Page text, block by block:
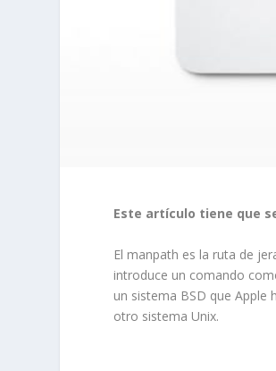
Este artículo tiene que
El manpath es la ruta de
introduce un comando
un sistema BSD que
otro sistema Unix.